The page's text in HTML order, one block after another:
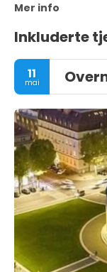
Mer info
Inkluderte
11
mai